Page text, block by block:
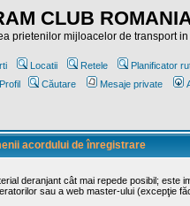
CLUB
prietenilor mijloacelor de transport in
Locatii Retele Planificator
Profil Căutare Mesaje private
acordului de înregistrare
deranjant cât mai repede posibil; este
sau a web master-ului (excepţie